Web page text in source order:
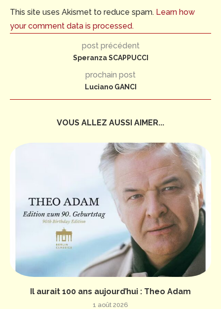
This site uses Akismet to reduce spam. Learn how
your comment data is processed.
post précédent
Speranza SCAPPUCCI
prochain post
Luciano GANCI
VOUS ALLEZ AUSSI AIMER...
Il aurait 100 ans aujourd’hui : Theo Adam
1 août 2026